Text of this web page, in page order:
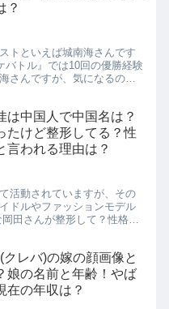
？
トといえば城南海さんです
バトル』では10回の優勝経験
さんですが、気になるのは
は中国人で中国名は？
たけど整形してる？性
言われる理由は？
活動されていますが、その
ドルやファッションモデル
田さんが整形して？性格が
クレバ)の嫁の顔画像と
娘の名前と年齢！やば
在の年収は？